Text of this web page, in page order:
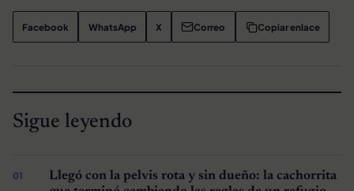
Facebook WhatsApp X Correo Copiar enlace
Sigue leyendo
Llegó con la pelvis rota y sin dueño: la cachorrita